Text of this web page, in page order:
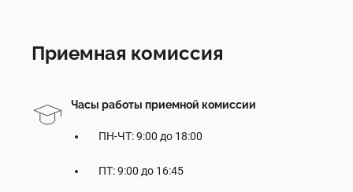
Приемная комиссия
Часы работы приемной комиссии
ПН-ЧТ: 9:00 до 18:00
ПТ: 9:00 до 16:45